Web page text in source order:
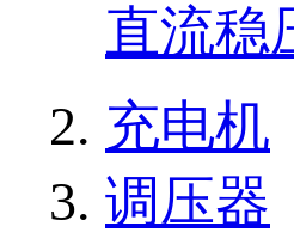
直流稳
充电机
调压器